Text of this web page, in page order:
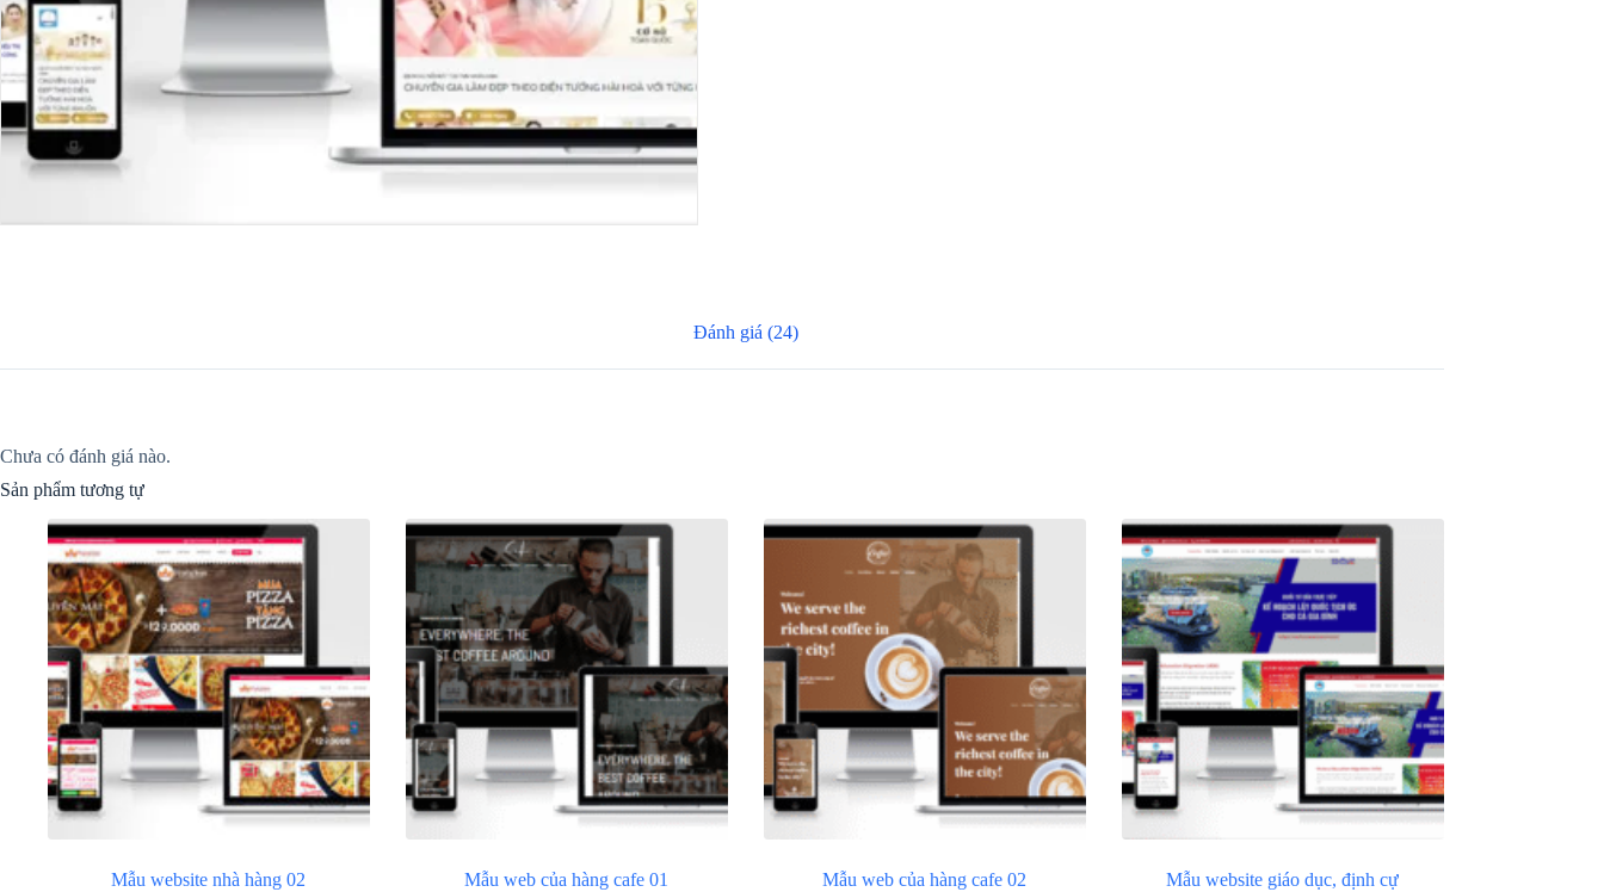
Đánh giá (24)
Chưa có đánh giá nào.
Sản phẩm tương tự
Mẫu website nhà hàng 02 Mẫu web của hàng cafe 01 Mẫu web của hàng cafe 02 Mẫu website giáo dục, định cự